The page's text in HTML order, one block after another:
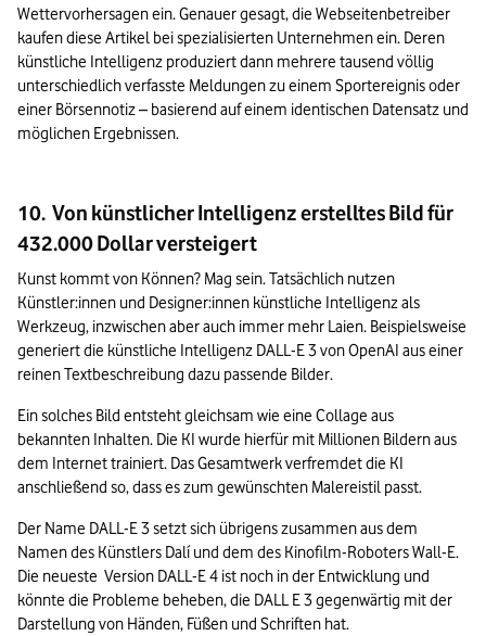
Wettervorhersagen ein. Genauer gesagt, die Webseitenbetreiber
kaufen diese Artikel bei spezialisierten Unternehmen ein. Deren
künstliche Intelligenz produziert dann mehrere tausend völlig
unterschiedlich verfasste Meldungen zu einem Sportereignis oder
einer Börsennotiz – basierend auf einem identischen Datensatz und
möglichen Ergebnissen.
10. Von künstlicher Intelligenz erstelltes Bild für
432.000 Dollar versteigert
Kunst kommt von Können? Mag sein. Tatsächlich nutzen
Künstler:innen und Designer:innen künstliche Intelligenz als
Werkzeug, inzwischen aber auch immer mehr Laien. Beispielsweise
generiert die künstliche Intelligenz DALL-E 3 von OpenAI aus einer
reinen Textbeschreibung dazu passende Bilder.
Ein solches Bild entsteht gleichsam wie eine Collage aus
bekannten Inhalten. Die KI wurde hierfür mit Millionen Bildern aus
dem Internet trainiert. Das Gesamtwerk verfremdet die KI
anschließend so, dass es zum gewünschten Malereistil passt.
Der Name DALL-E 3 setzt sich übrigens zusammen aus dem
Namen des Künstlers Dalí und dem des Kinofilm-Roboters Wall-E.
Die neueste  Version DALL-E 4 ist noch in der Entwicklung und
könnte die Probleme beheben, die DALL E 3 gegenwärtig mit der
Darstellung von Händen, Füßen und Schriften hat.